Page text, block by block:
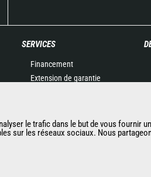
SERVICES
Financement
Extension de garantie
Solutions connectées
Outil de Diagnostic
le trafic dans le but de vous fournir
sur les réseaux sociaux. Nous